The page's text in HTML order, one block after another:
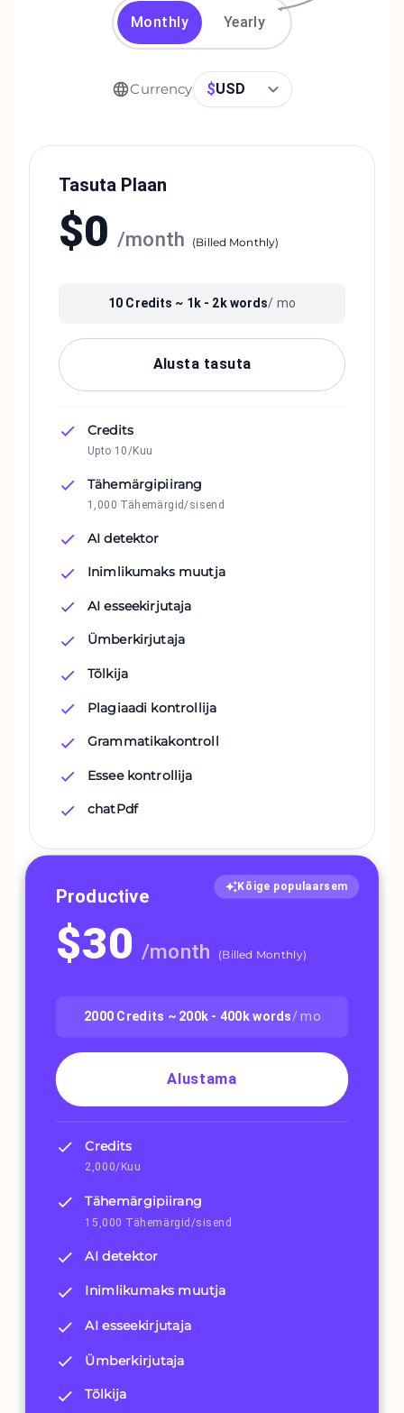
Monthly Yearly
Currency $USD
Tasuta Plaan
$0 /month (Billed Monthly)
10 Credits ~ 1k - 2kwords/ mo
Alusta tasuta
Credits
Upto 10/Kuu
Tähemärgipiirang
1,000 Tähemärgid/sisend
AI detektor
Inimlikumaks muutja
AI esseekirjutaja
Ümberkirjutaja
Tõlkija
Plagiaadi kontrollija
Grammatikakontroll
Essee kontrollija
chatPdf
Kõige populaarsem
Productive
$30 /month (Billed Monthly)
2000 Credits ~ 200k - 400kwords/ mo
Alustama
Credits
2,000/Kuu
Tähemärgipiirang
15,000 Tähemärgid/sisend
AI detektor
Inimlikumaks muutja
AI esseekirjutaja
Ümberkirjutaja
Tõlkija